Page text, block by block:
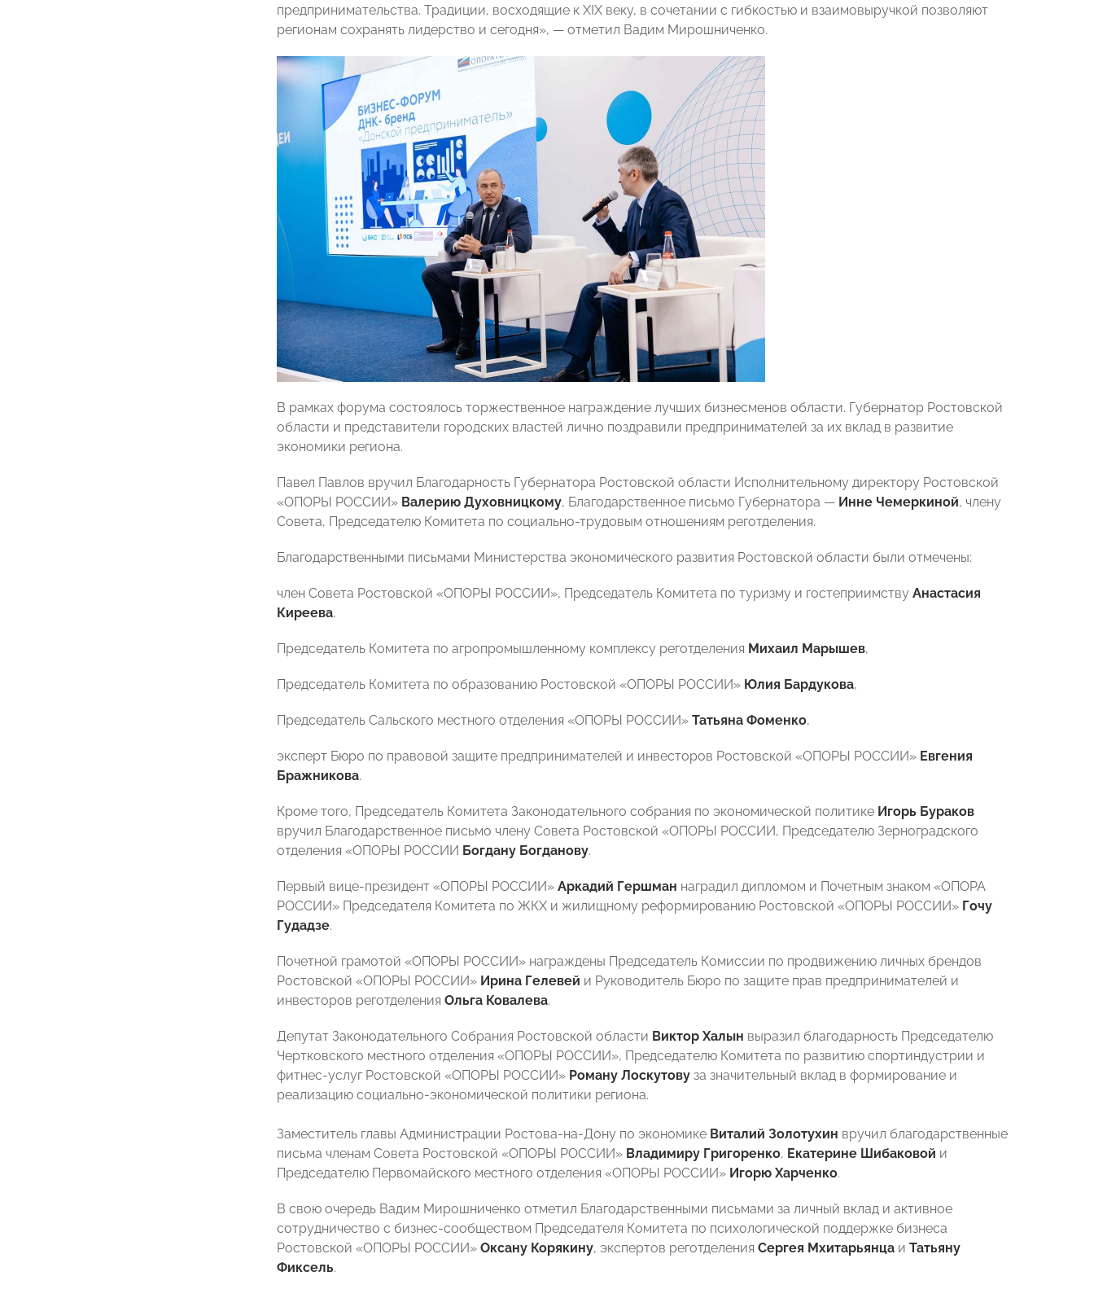
предпринимательства. Традиции, восходящие к XIX веку, в сочетании с гибкостью и взаимовыручкой позволяют
регионам сохранять лидерство и сегодня», — отметил Вадим Мирошниченко.
В рамках форума состоялось торжественное награждение лучших бизнесменов области. Губернатор Ростовской
области и представители городских властей лично поздравили предпринимателей за их вклад в развитие
экономики региона.
Павел Павлов вручил Благодарность Губернатора Ростовской области Исполнительному директору Ростовской
«ОПОРЫ РОССИИ» Валерию Духовницкому, Благодарственное письмо Губернатора — Инне Чемеркиной, члену
Совета, Председателю Комитета по социально-трудовым отношениям реготделения.
Благодарственными письмами Министерства экономического развития Ростовской области были отмечены:
член Совета Ростовской «ОПОРЫ РОССИИ», Председатель Комитета по туризму и гостеприимству Анастасия
Киреева,
Председатель Комитета по агропромышленному комплексу реготделения Михаил Марышев,
Председатель Комитета по образованию Ростовской «ОПОРЫ РОССИИ» Юлия Бардукова,
Председатель Сальского местного отделения «ОПОРЫ РОССИИ» Татьяна Фоменко,
эксперт Бюро по правовой защите предпринимателей и инвесторов Ростовской «ОПОРЫ РОССИИ» Евгения
Бражникова.
Кроме того, Председатель Комитета Законодательного собрания по экономической политике Игорь Бураков
вручил Благодарственное письмо члену Совета Ростовской «ОПОРЫ РОССИИ, Председателю Зерноградского
отделения «ОПОРЫ РОССИИ Богдану Богданову.
Первый вице-президент «ОПОРЫ РОССИИ» Аркадий Гершман наградил дипломом и Почетным знаком «ОПОРА
РОССИИ» Председателя Комитета по ЖКХ и жилищному реформированию Ростовской «ОПОРЫ РОССИИ» Гочу
Гудадзе.
Почетной грамотой «ОПОРЫ РОССИИ» награждены Председатель Комиссии по продвижению личных брендов
Ростовской «ОПОРЫ РОССИИ» Ирина Гелевей и Руководитель Бюро по защите прав предпринимателей и
инвесторов реготделения Ольга Ковалева.
Депутат Законодательного Собрания Ростовской области Виктор Халын выразил благодарность Председателю
Чертковского местного отделения «ОПОРЫ РОССИИ», Председателю Комитета по развитию спортиндустрии и
фитнес-услуг Ростовской «ОПОРЫ РОССИИ» Роману Лоскутову за значительный вклад в формирование и
реализацию социально-экономической политики региона.
Заместитель главы Администрации Ростова-на-Дону по экономике Виталий Золотухин вручил благодарственные
письма членам Совета Ростовской «ОПОРЫ РОССИИ» Владимиру Григоренко, Екатерине Шибаковой и
Председателю Первомайского местного отделения «ОПОРЫ РОССИИ» Игорю Харченко.
В свою очередь Вадим Мирошниченко отметил Благодарственными письмами за личный вклад и активное
сотрудничество с бизнес-сообществом Председателя Комитета по психологической поддержке бизнеса
Ростовской «ОПОРЫ РОССИИ» Оксану Корякину, экспертов реготделения Сергея Мхитарьянца и Татьяну
Фиксель.